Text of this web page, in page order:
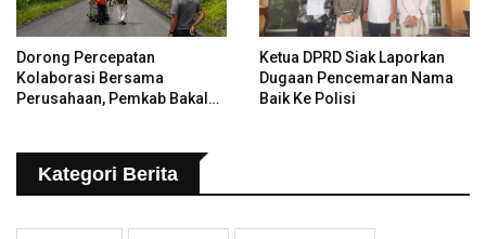
Dorong Percepatan
Kolaborasi Bersama
Perusahaan, Pemkab Bakal
Ketua DPRD Siak Laporkan
Dugaan Pencemaran Nama
Baik Ke Polisi
Kategori Berita